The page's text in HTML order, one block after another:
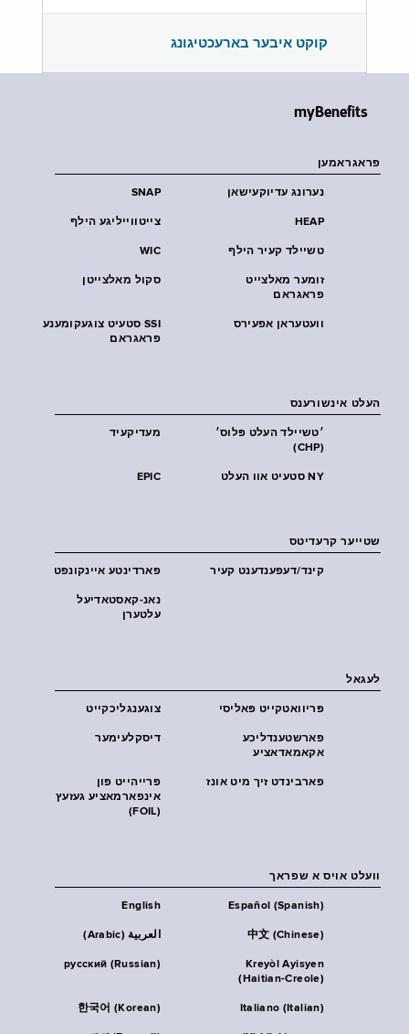
קוקט איבער בארעכטיגונג
myBenefits
פראגראמען
SNAP נערונג עדיוקעישאן
צייטווייליגע הילף HEAP
WIC טשיילד קעיר הילף
סקול מאלצייטן
זומער מאלצייט
פראגראם
SSI סטעיט צוגעקומענע
פראגראם
וועטעראן אפעירס
העלט אינשורענס
מעדיקעיד
׳טשיילד העלט פּלוס׳
(CHP)
EPIC NY סטעיט אוו העלט
שטייער קרעדיטס
פארדינטע איינקונפט קינד/דעפענדענט קעיר
נאנ-קאסטאדיעל
עלטערן
לעגאל
צוגענגליכקייט פּריוואטקייט פּאליסי
דיסקלעימער
פארשטענדליכע
אקאמאדאציע
פרייהייט פון
אינפארמאציע געזעץ
(FOIL)
פארבינדט זיך מיט אונז
וועלט אויס א שפראך
English Español (Spanish)
العربية (Arabic) 中文 (Chinese)
русский (Russian)
Kreyòl Ayisyen
(Haitian-Creole)
한국어 (Korean) Italiano (Italian)